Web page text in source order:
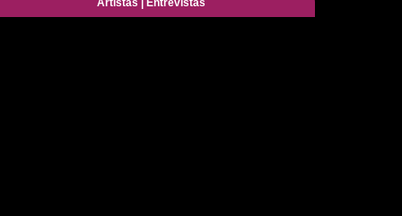
Artistas Entrevistas